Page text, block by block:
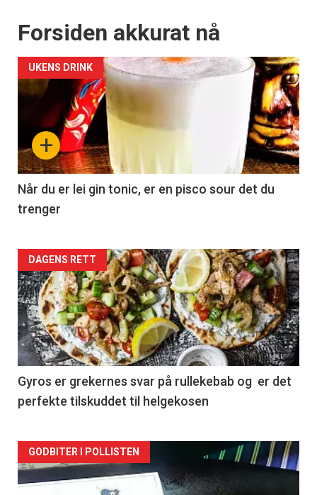
Forsiden akkurat nå
+
UKENS DRINK
Når du er lei gin tonic, er en pisco sour det du
trenger
Forsiden
akkurat
nå
-
2
DAGENS RETT
Gyros er grekernes svar på rullekebab og er det
perfekte tilskuddet til helgekosen
Forsiden
akkurat
GODBITER I POLLISTEN